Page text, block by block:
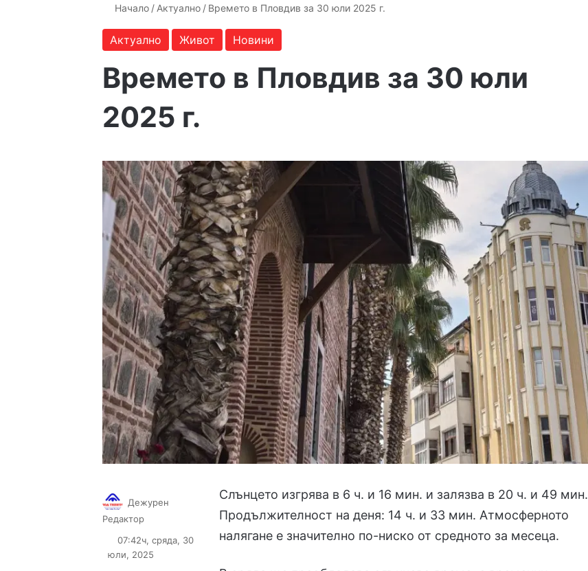
Начало / Актуално / Времето в Пловдив за 30 юли 2025 г.
Актуално Живот Новини
Времето в Пловдив за 30 юли
2025 г.
Слънцето изгрява в 6 ч. и 16 мин. и залязва в 20 ч. и 49 мин.
Продължителност на деня: 14 ч. и 33 мин. Атмосферното
налягане е значително по-ниско от средното за месеца.
Дежурен
Редактор
X email
07:42ч, сряда, 30
юли, 2025